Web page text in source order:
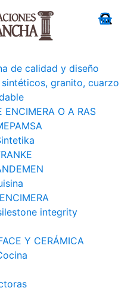
de calidad y diseño
granito, cuarzo
ENCIMERA O A RAS
integrity
Y CERÁMICA